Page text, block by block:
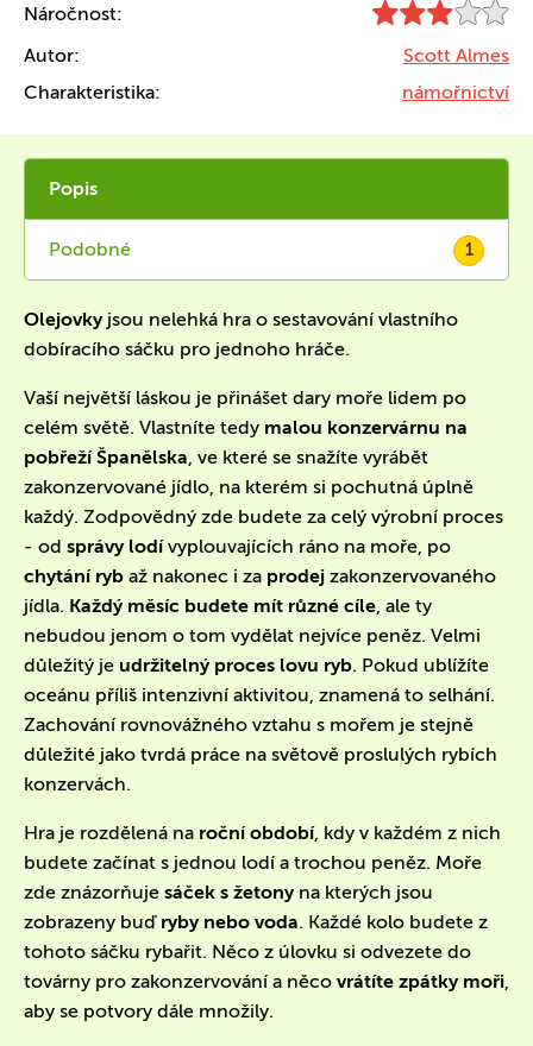
Náročnost:
Autor:
Scott Almes
Charakteristika:
námořnictví
Popis
Podobné 1
Olejovky jsou nelehká hra o sestavování vlastního
dobíracího sáčku pro jednoho hráče.
Vaší největší láskou je přinášet dary moře lidem po
celém světě. Vlastníte tedy malou konzervárnu na
pobřeží Španělska, ve které se snažíte vyrábět
zakonzervované jídlo, na kterém si pochutná úplně
každý. Zodpovědný zde budete za celý výrobní proces
- od správy lodívyplouvajících ráno na moře, po
chytání ryb až nakonec i za prodej zakonzervovaného
jídla. Každý měsíc budete mít různé cíle, ale ty
nebudou jenom o tom vydělat nejvíce peněz. Velmi
důležitý je udržitelný proces lovu ryb. Pokud ublížíte
oceánu příliš intenzivní aktivitou, znamená to selhání.
Zachování rovnovážného vztahu s mořem je stejně
důležité jako tvrdá práce na světově proslulých rybích
konzervách.
Hra je rozdělená na roční období, kdy v každém z nich
budete začínat s jednou lodí a trochou peněz. Moře
zde znázorňuje sáček s žetonyna kterých jsou
zobrazeny buď ryby nebo voda. Každé kolo budete z
tohoto sáčku rybařit. Něco z úlovku si odvezete do
továrny pro zakonzervování a něco vrátíte zpátky moři,
aby se potvory dále množily.